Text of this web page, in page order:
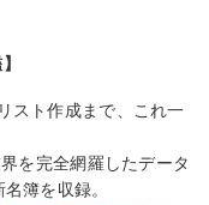
スト作成まで、これ一
を完全網羅したデータ
簿を収録。